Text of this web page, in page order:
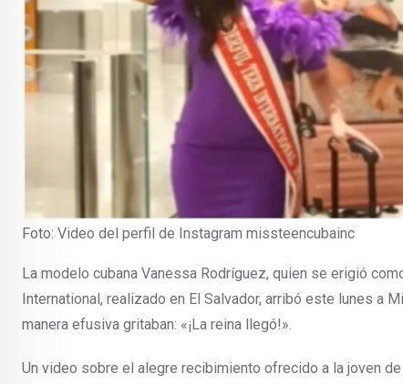
Foto: Video del perfil de Instagram missteencubainc
La modelo cubana Vanessa Rodríguez, quien se erigió
International, realizado en El Salvador, arribó este lunes a
manera efusiva gritaban: «¡La reina llegó!».
Un video sobre el alegre recibimiento ofrecido a la joven